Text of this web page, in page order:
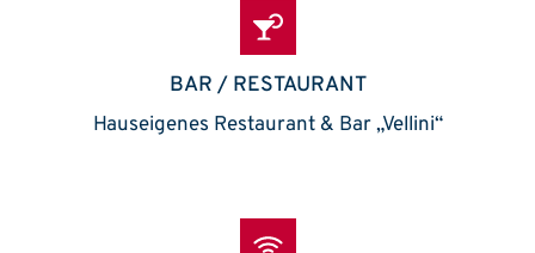
BAR / RESTAURANT
Hauseigenes Restaurant & Bar „Vellini“